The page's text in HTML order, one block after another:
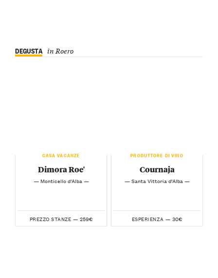
DEGUSTA in Roero
CASA VACANZE
Dimora Roe'
— Monticello d’Alba —
PREZZO STANZE — 259€
PRODUTTORE DI VINO
Cournaja
— Santa Vittoria d’Alba —
ESPERIENZA — 30€